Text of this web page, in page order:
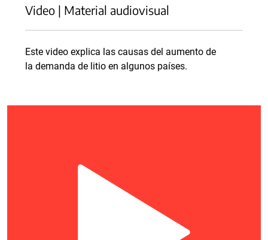
Video | Material audiovisual
Este video explica las causas del aumento de
la demanda de litio en algunos países.